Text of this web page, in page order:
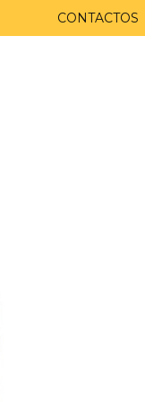
CONTACTOS